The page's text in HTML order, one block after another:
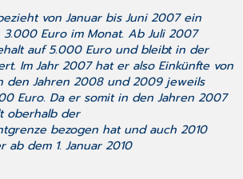
von Januar bis Juni 2007 ein
Euro im Monat. Ab Juli 2007
auf 5.000 Euro und bleibt in der
Im Jahr 2007 hat er also Einkünfte von
den Jahren 2008 und 2009 jeweils
Euro. Da er somit in den Jahren 2007
oberhalb der
bezogen hat und auch 2010
dem 1. Januar 2010